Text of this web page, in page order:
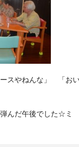
ースやねんな」 「
んだ午後でした☆ミ